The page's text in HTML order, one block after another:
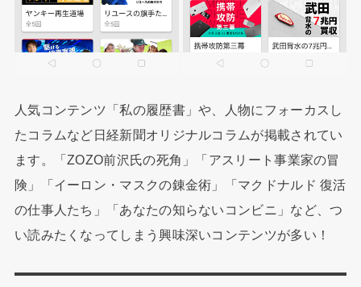
人気コンテンツ「私の履歴書」や、人物にフォーカスし
たコラムなど日経新聞オリジナルコラムが掲載されてい
ます。「ZOZO前沢氏の死角」「アスリート事業家の冒
険」「イーロン・マスクの錬金術」「マクドナルド 復活
の仕事人たち」「あなたの知らないコンビニ」など、つ
い読みたくなってしまう興味深いコンテンツが多い！